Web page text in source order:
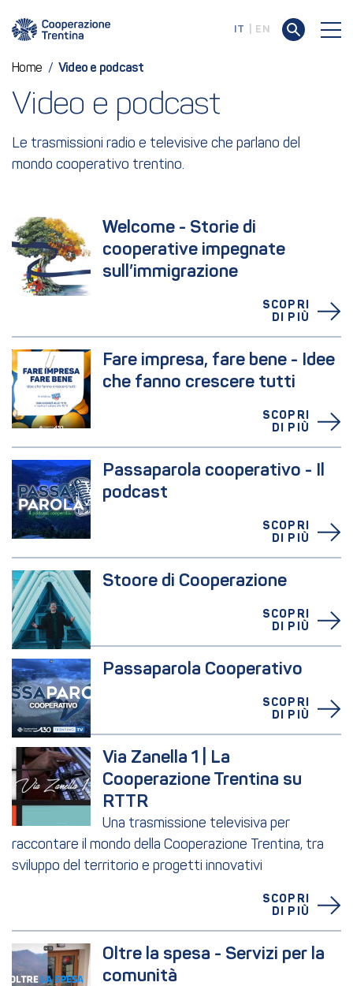
IT EN
Home / Video e podcast
Video e podcast
Le trasmissioni radio e televisive che parlano del
mondo cooperativo trentino.
Welcome - Storie di
cooperative impegnate
sull’immigrazione
SCOPRI
DI PIÙ
Fare impresa, fare bene - Idee
che fanno crescere tutti
SCOPRI
DI PIÙ
Passaparola cooperativo - Il
podcast
SCOPRI
DI PIÙ
Stoore di Cooperazione
SCOPRI
DI PIÙ
Passaparola Cooperativo
SCOPRI
DI PIÙ
Via Zanella 1 | La
Cooperazione Trentina su
RTTR
Una trasmissione televisiva per
raccontare il mondo della Cooperazione Trentina, tra
sviluppo del territorio e progetti innovativi
SCOPRI
DI PIÙ
Oltre la spesa - Servizi per la
comunità